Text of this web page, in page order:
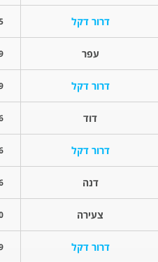
דרור דקל
עפר
דרור דקל
דוד
דרור דקל
דנה
צעירה
דרור דקל